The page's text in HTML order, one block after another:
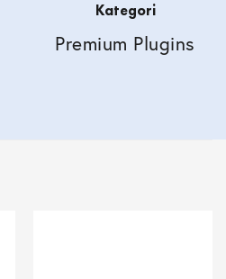
Kategori
Premium Plugins